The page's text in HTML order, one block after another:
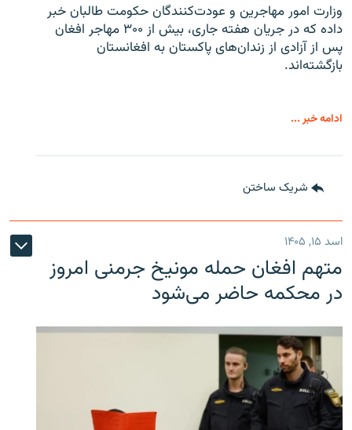
وزارت امور مهاجرین و عودت‌کنندگان حکومت طالبان خبر
داده که در جریان هفته جاری، بیش از ۳۰۰ مهاجر افغان
پس از آزادی از زندان‌های پاکستان به افغانستان
بازگشته‌اند.
ادامه خبر ...
شریک ساختن
اسد ۱۵, ۱۴۰۵
متهم افغان حمله مونیخ جرمنی امروز
در محکمه حاضر می‌شود